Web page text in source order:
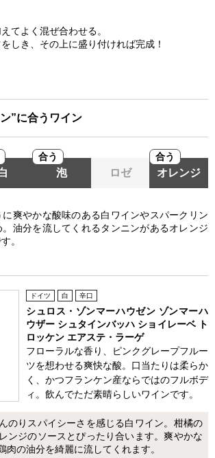
てよく混ぜ合わせる。
しき、その上に盛り付ければ完成！
”に合うワイン
合う
泡 ロゼ
合う
オレンジ
爽やかな酸味のある白ワインやスパークリン
油分を流してくれるタンニンがあるオレンジ
。
ドイツ 白 辛口
シュロス・ゾンマーハウゼン ゾンマーハ
ウザー シュタインバッハ ショイレーベ ト
ロッケン エアステ・ラーゲ
フローラルな香り、ピンクグレープフルー
ツを想わせる爽快な酸。口当たりは柔らか
く、かつフランケン産ならではのフルボデ
ィ。飲んでただ素晴らしいワインです。
のりスパイシーさを感じる白ワイン。柑橘の
ンジのソースとぴったり合います。爽やかな
肉の油分を綺麗に流してくれます。